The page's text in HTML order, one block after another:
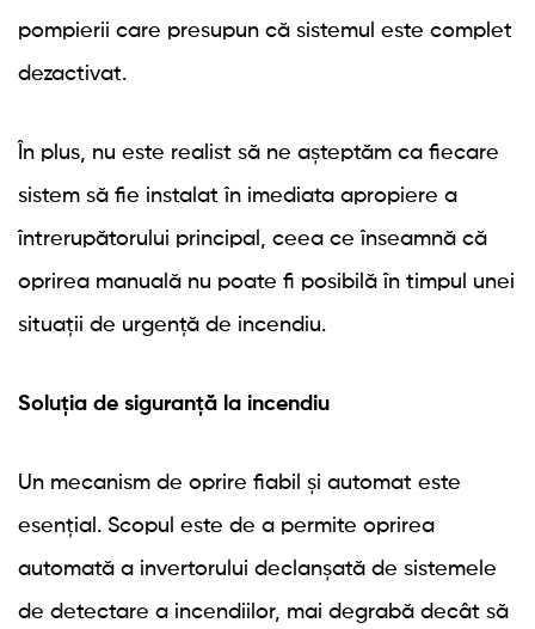
pompierii care presupun că sistemul este complet
dezactivat.
În plus, nu este realist să ne așteptăm ca fiecare
sistem să fie instalat în imediata apropiere a
întrerupătorului principal, ceea ce înseamnă că
oprirea manuală nu poate fi posibilă în timpul unei
situații de urgență de incendiu.
Soluția de siguranță la incendiu
Un mecanism de oprire fiabil și automat este
esențial. Scopul este de a permite oprirea
automată a invertorului declanșată de sistemele
de detectare a incendiilor, mai degrabă decât să